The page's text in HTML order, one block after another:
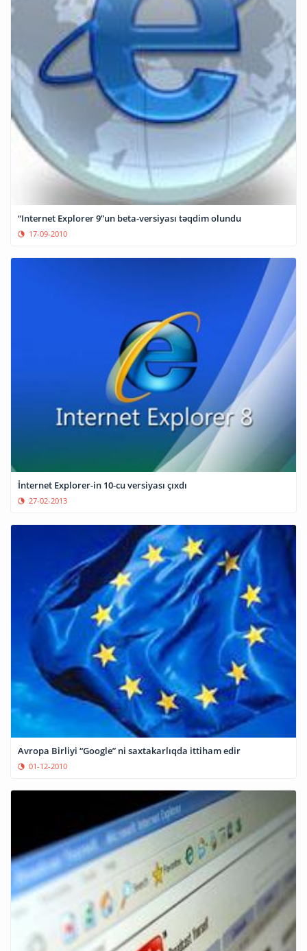
“Internet Explorer 9”un beta-versiyası təqdim olundu
17-09-2010
İnternet Explorer-in 10-cu versiyası çıxdı
27-02-2013
Avropa Birliyi “Google” ni saxtakarlıqda ittiham edir
01-12-2010